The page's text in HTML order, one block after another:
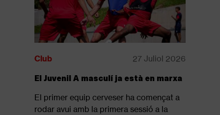
Club 27 Juliol 2026
El Juvenil A masculí ja està en marxa
El primer equip cerveser ha començat a
rodar avui amb la primera sessió a la